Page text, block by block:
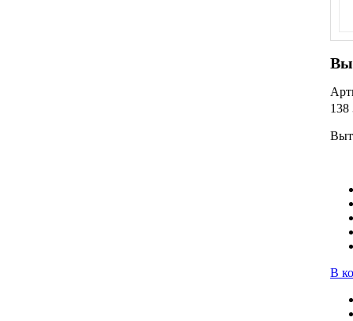
138
В